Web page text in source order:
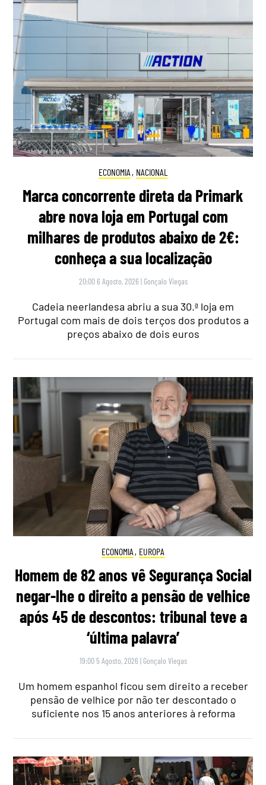
ECONOMIA , NACIONAL
Marca concorrente direta da Primark
abre nova loja em Portugal com
milhares de produtos abaixo de 2€:
conheça a sua localização
20:00 6 Agosto, 2026 | Gonçalo Viegas
Cadeia neerlandesa abriu a sua 30.ª loja em
Portugal com mais de dois terços dos produtos a
preços abaixo de dois euros
ECONOMIA , EUROPA
Homem de 82 anos vê Segurança Social
negar-lhe o direito a pensão de velhice
após 45 de descontos: tribunal teve a
‘última palavra’
19:00 5 Agosto, 2026 | Gonçalo Viegas
Um homem espanhol ficou sem direito a receber
pensão de velhice por não ter descontado o
suficiente nos 15 anos anteriores à reforma